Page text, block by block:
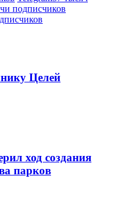
подписчиков
Целей
ход создания
парков